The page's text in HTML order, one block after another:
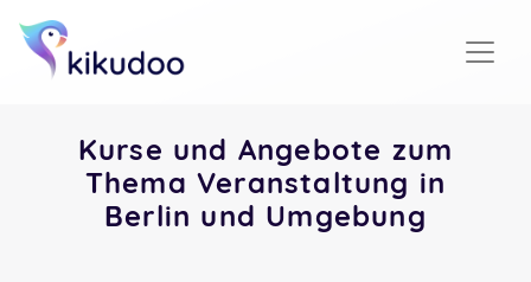
Kurse und Angebote zum
Thema Veranstaltung in
Berlin und Umgebung